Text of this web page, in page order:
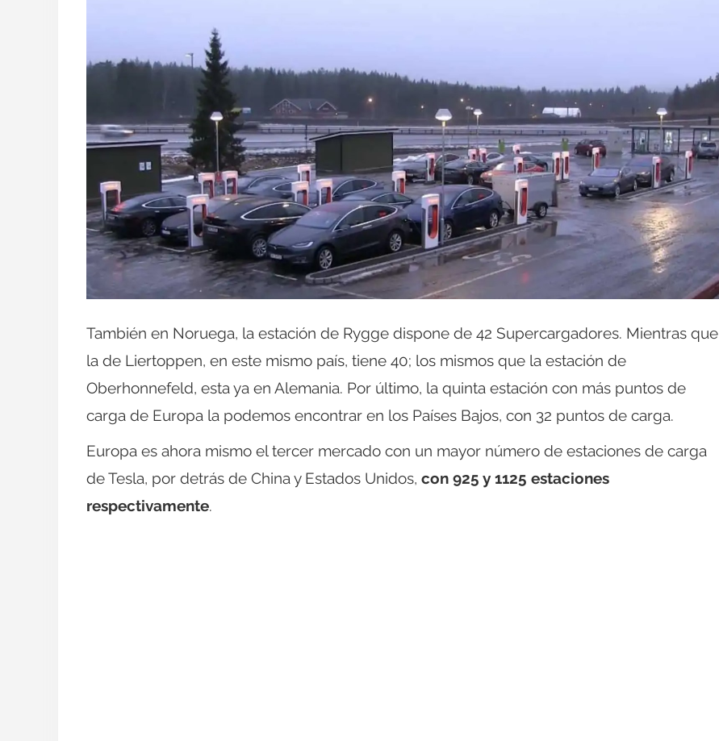
También en Noruega, la estación de Rygge dispone de 42 Supercargadores. Mientras que
la de Liertoppen, en este mismo país, tiene 40; los mismos que la estación de
Oberhonnefeld, esta ya en Alemania. Por último, la quinta estación con más puntos de
carga de Europa la podemos encontrar en los Países Bajos, con 32 puntos de carga.
Europa es ahora mismo el tercer mercado con un mayor número de estaciones de carga
de Tesla, por detrás de China y Estados Unidos, con 925 y 1125 estaciones
respectivamente.